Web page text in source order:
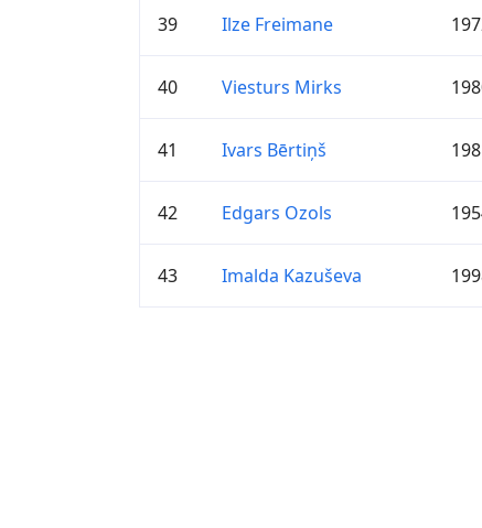
39 Ilze Freimane
40 Viesturs Mirks
41 Ivars Bērtiņš
42 Edgars Ozols
43 Imalda Kazuševa